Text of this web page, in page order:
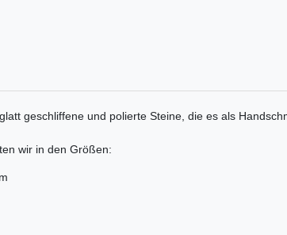
geschliffene und polierte Steine, die es als
wir in den Größen: